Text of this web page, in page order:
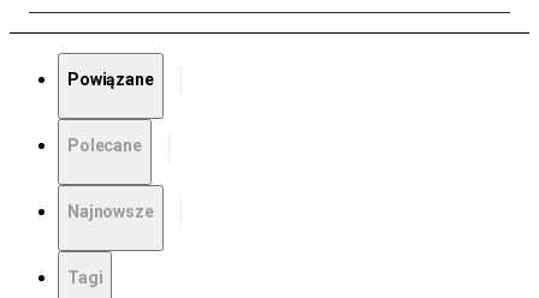
Powiązane
Polecane
Najnowsze
Tagi